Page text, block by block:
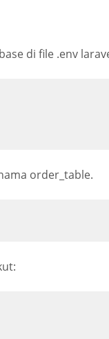
di file .env
order_table.